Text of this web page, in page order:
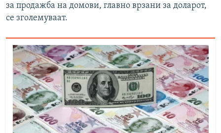
за продажба на домови, главно врзани за доларот,
се зголемуваат.